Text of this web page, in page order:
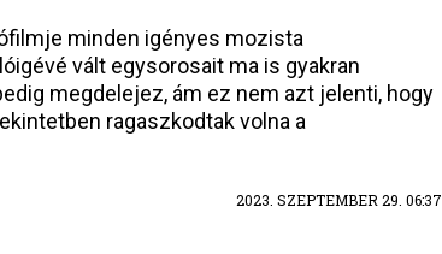
minden igényes mozista
vált egysorosait ma is gyakran
megdelejez, ám ez nem azt jelenti, hogy
ragaszkodtak volna a
2023. SZEPTEMBER 29. 06:37